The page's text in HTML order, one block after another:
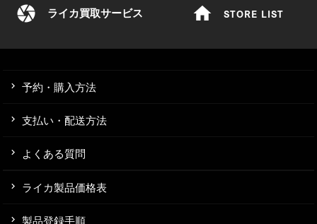
camera ライカ買取サービス home STORE LIST
予約・購入方法
支払い・配送方法
よくある質問
ライカ製品価格表
製品登録手順